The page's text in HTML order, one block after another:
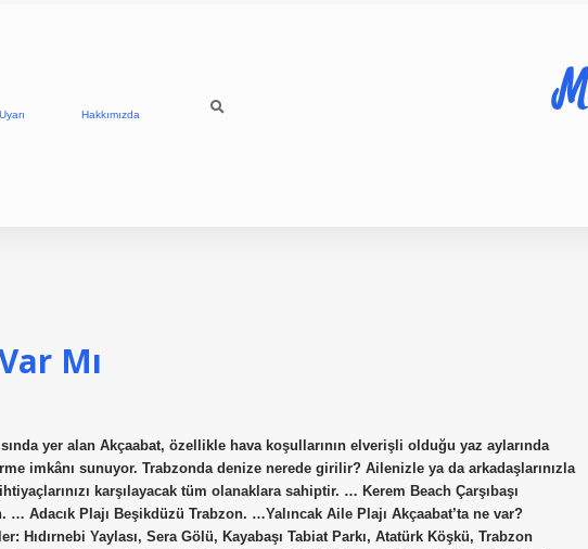
Hakkımızda
Mı
yer alan Akçaabat, özellikle hava koşullarının elverişli olduğu yaz aylarında
imkânı sunuyor. Trabzonda denize nerede girilir? Ailenizle ya da arkadaşlarınızla
karşılayacak tüm olanaklara sahiptir. … Kerem Beach Çarşıbaşı
… Adacık Plajı Beşikdüzü Trabzon. …Yalıncak Aile Plajı Akçaabat’ta ne var?
Hıdırnebi Yaylası, Sera Gölü, Kayabaşı Tabiat Parkı, Atatürk Köşkü, Trabzon